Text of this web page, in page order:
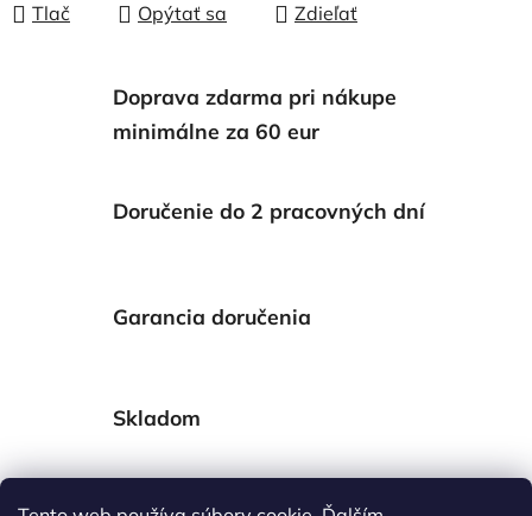
Tlač Opýtať sa Zdieľať
Doprava zdarma pri nákupe
minimálne za 60 eur
Doručenie do 2 pracovných dní
Garancia doručenia
Skladom